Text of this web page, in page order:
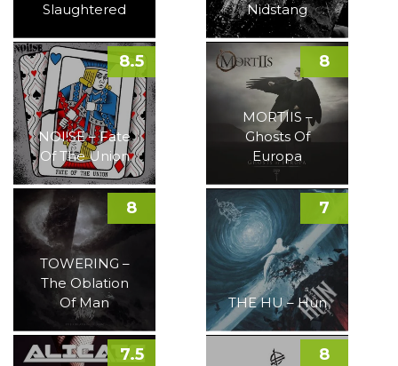
Slaughtered
Nidstang
NOI!SE – Fate
Of The Union
8.5
MORTIIS –
Ghosts Of
Europa
8
TOWERING –
The Oblation
Of Man
8
THE HU – Hun
7
7.5 8